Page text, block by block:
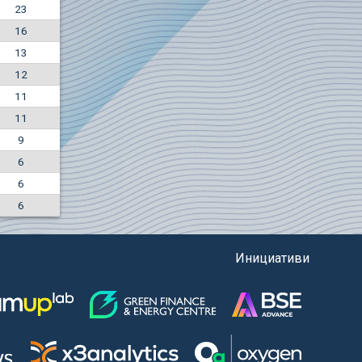
-4.88%
5850EUR
1442BGN
23
16
13
12
11
11
9
6
6
6
Инициативи